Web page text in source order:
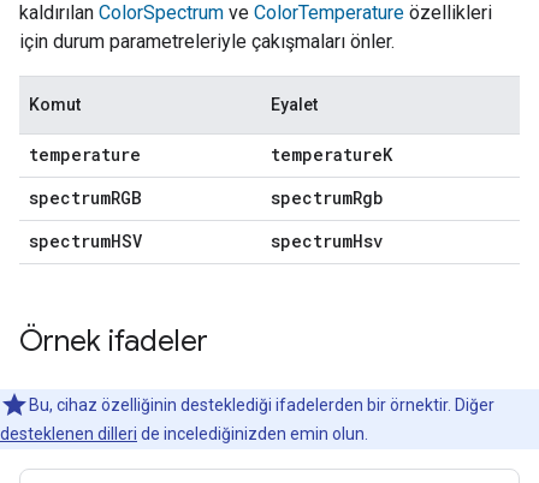
kaldırılan ColorSpectrum ve ColorTemperature özellikleri
için durum parametreleriyle çakışmaları önler.
Komut Eyalet
temperature temperatureK
spectrumRGB spectrumRgb
spectrumHSV spectrumHsv
Örnek ifadeler
Bu, cihaz özelliğinin desteklediği ifadelerden bir örnektir. Diğer
desteklenen dilleri de incelediğinizden emin olun.